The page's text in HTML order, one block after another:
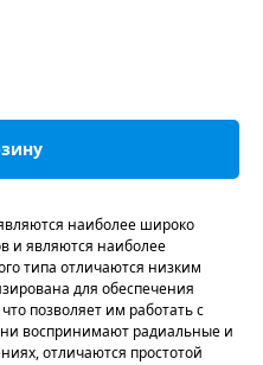
наиболее широко
и являются наиболее
типа отличаются низким
для обеспечения
позволяет им работать с
воспринимают радиальные и
отличаются простотой